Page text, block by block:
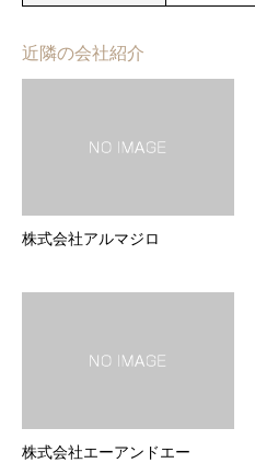
近隣の会社紹介
株式会社アルマジロ
株式会社エーアンドエー